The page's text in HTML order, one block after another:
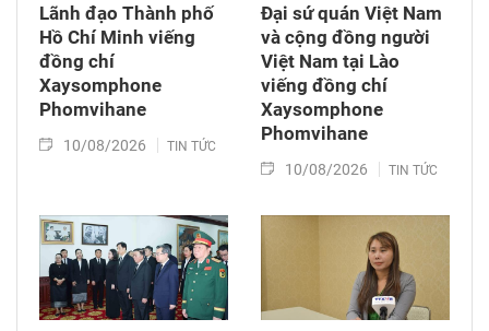
Lãnh đạo Thành phố
Hồ Chí Minh viếng
đồng chí
Xaysomphone
Phomvihane
10/08/2026 TIN TỨC
Đại sứ quán Việt Nam
và cộng đồng người
Việt Nam tại Lào
viếng đồng chí
Xaysomphone
Phomvihane
10/08/2026 TIN TỨC